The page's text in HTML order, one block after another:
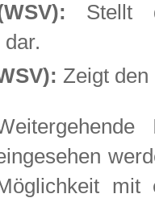
Stellt
Zeigt den
mit